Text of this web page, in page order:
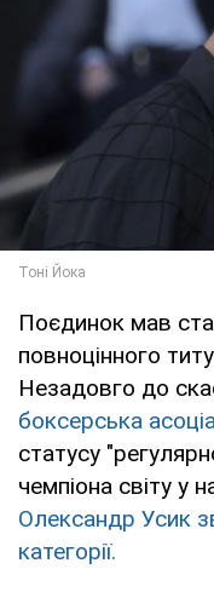
Поєдинок мав
повноцінного
Незадовго до
боксерська
статусу
чемпіона світу у
Олександр Усик
категорії.